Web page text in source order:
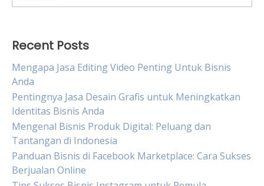
for:
Recent Posts
Mengapa Jasa Editing Video Penting Untuk Bisnis
Anda
Pentingnya Jasa Desain Grafis untuk Meningkatkan
Identitas Bisnis Anda
Mengenal Bisnis Produk Digital: Peluang dan
Tantangan di Indonesia
Panduan Bisnis di Facebook Marketplace: Cara Sukses
Berjualan Online